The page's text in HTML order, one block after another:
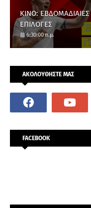
ΚΙΝΟ: ΕΒΔΟΜΑΔΙΑΙΕΣ ΠΡΟΤΑΣΕΙΣ ΓΙΑ ΟΛΕΣ ΤΙΣ
ΕΠΙΛΟΓΕΣ
6:30:00 π.μ.
ΑΚΟΛΟΥΘΗΣΤΕ ΜΑΣ
FACEBOOK